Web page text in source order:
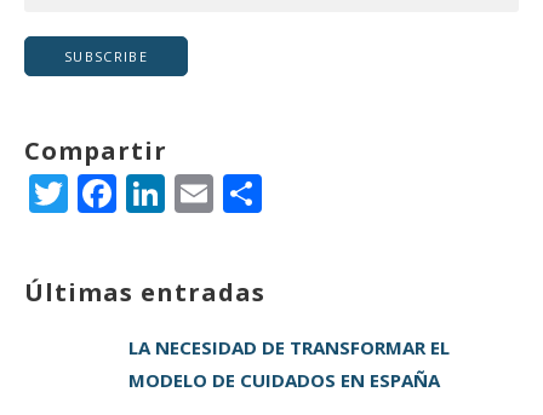
Compartir
T
it
te
F
e
b
o
Li
k
e
dI
n
E
ai
l p
a
rt
Últimas entradas
LA NECESIDAD DE TRANSFORMAR EL
MODELO DE CUIDADOS EN ESPAÑA